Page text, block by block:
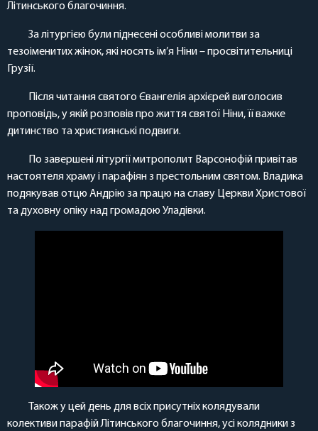
Літинського благочиння.
За літургією були піднесені особливі молитви за
тезоіменитих жінок, які носять ім’я Ніни – просвітительниці
Грузії.
Після читання святого Євангелія архієрей виголосив
проповідь, у якій розповів про життя святої Ніни, її важке
дитинство та християнські подвиги.
По завершені літургії митрополит Варсонофій привітав
настоятеля храму і парафіян з престольним святом. Владика
подякував отцю Андрію за працю на славу Церкви Христової
та духовну опіку над громадою Уладівки.
Також у цей день для всіх присутніх колядували
колективи парафій Літинського благочиння, усі колядники з